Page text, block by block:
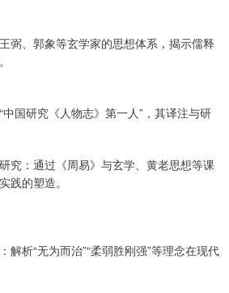
弼、郭象等玄学家的思想体系，揭示儒释
国研究《人物志》第一人”，其译注与研
究：通过《周易》与玄学、黄老思想等课
践的塑造。
解析“无为而治”“柔弱胜刚强”等理念在现代